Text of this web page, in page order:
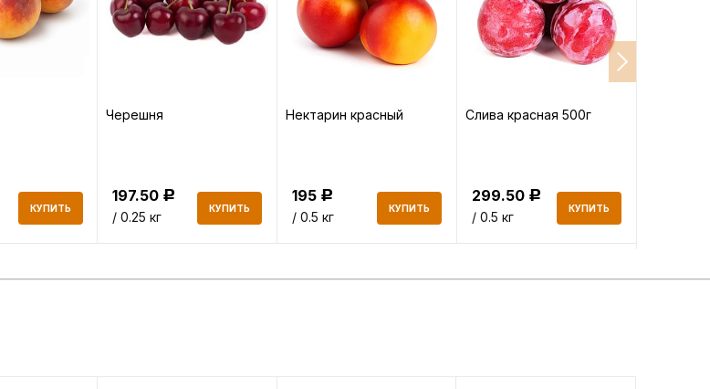
КУПИТЬ
Черешня
197.50 Р
/ 0.25 кг
КУПИТЬ
Нектарин красный
195 Р
/ 0.5 кг
КУПИТЬ
Слива красная 500г
299.50 Р
/ 0.5 кг
КУПИТЬ